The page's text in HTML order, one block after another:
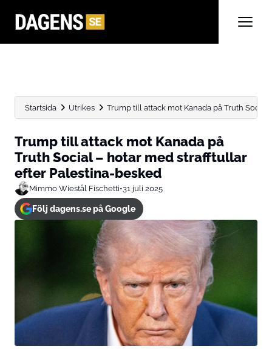
Startsida Utrikes Trump till attack mot Kanada på Truth Social
Trump till attack mot Kanada på
Truth Social – hotar med strafftullar
efter Palestina-besked
Mimmo Wiestål Fischetti•31 juli 2025
Följ dagens.se på Google